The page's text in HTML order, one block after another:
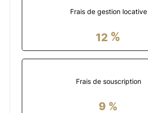
Frais de gestion locative
12 %
Frais de souscription
9 %